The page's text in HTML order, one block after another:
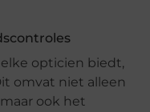
opticien biedt,
omvat niet alleen
ook het